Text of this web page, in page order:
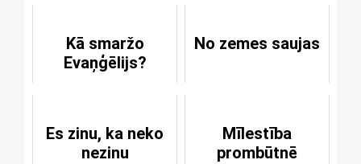
Kā smaržo
Evaņģēlijs?
No zemes saujas
Es zinu, ka neko
nezinu
Mīlestība
prombūtnē